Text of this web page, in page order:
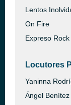
Lentos
On Fire
Expreso Rock
Locutores
Yaninna
Ángel Benítez